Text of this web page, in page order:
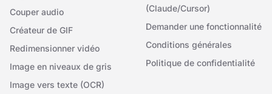
Couper audio
Créateur de GIF
Redimensionner vidéo
Image en niveaux de gris
Image vers texte (OCR)
(Claude/Cursor)
Demander une fonctionnalité
Conditions générales
Politique de confidentialité